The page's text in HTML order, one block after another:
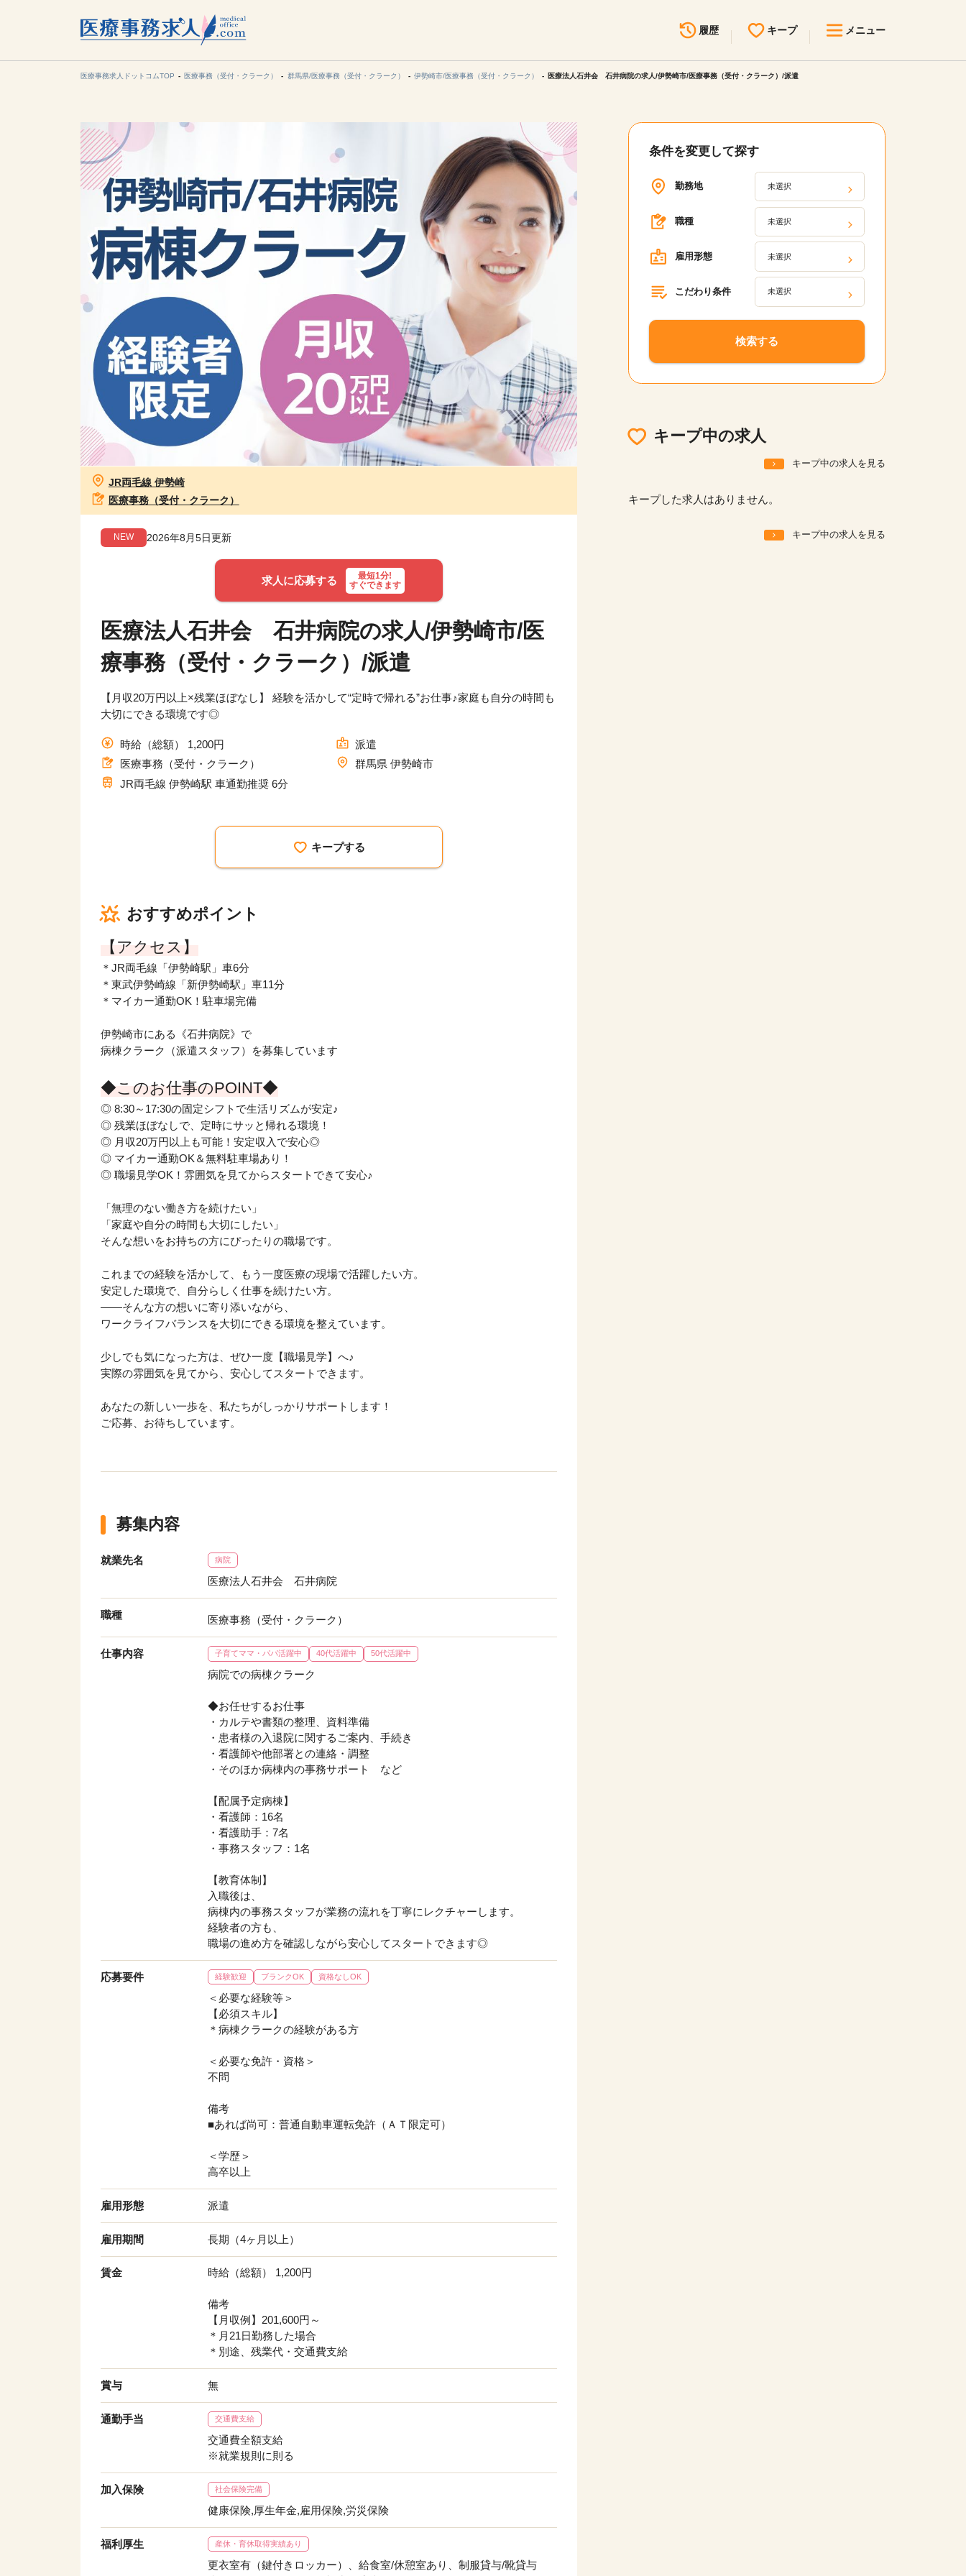
履歴 キープ メニュー
無料転職サポート
見学会・イベント情報
医療事務まるわかりコラム
医療事務求人ドットコムとは
人材をお探しの医療機関・企業様
医療事務求人ドットコムTOP 医療事務（受付・クラーク） 群馬県/医療事務（受付・クラーク） 伊勢崎市/医療事務（受付・クラーク） 医療法人石井会 石井病院の求人/伊勢崎市/医療事務（受付・クラーク）/派遣
JR両毛線 伊勢崎
医療事務（受付・クラーク）
NEW 2026年8月5日更新
求人に応募する
最短1分!
すぐできます
医療法人石井会 石井病院の求人/伊勢崎市/医
療事務（受付・クラーク）/派遣
【月収20万円以上×残業ほぼなし】 経験を活かして“定時で帰れる”お仕事♪家庭も自分の時間も
大切にできる環境です◎
時給（総額） 1,200円
派遣
医療事務（受付・クラーク）
群馬県 伊勢崎市
JR両毛線 伊勢崎駅 車通勤推奨 6分
キープする
おすすめポイント
【アクセス】
＊JR両毛線「伊勢崎駅」車6分
＊東武伊勢崎線「新伊勢崎駅」車11分
＊マイカー通勤OK！駐車場完備
伊勢崎市にある《石井病院》で
病棟クラーク（派遣スタッフ）を募集しています
◆このお仕事のPOINT◆
◎ 8:30～17:30の固定シフトで生活リズムが安定♪
◎ 残業ほぼなしで、定時にサッと帰れる環境！
◎ 月収20万円以上も可能！安定収入で安心◎
◎ マイカー通勤OK＆無料駐車場あり！
◎ 職場見学OK！雰囲気を見てからスタートできて安心♪
「無理のない働き方を続けたい」
「家庭や自分の時間も大切にしたい」
そんな想いをお持ちの方にぴったりの職場です。
これまでの経験を活かして、もう一度医療の現場で活躍したい方。
安定した環境で、自分らしく仕事を続けたい方。
――そんな方の想いに寄り添いながら、
ワークライフバランスを大切にできる環境を整えています。
少しでも気になった方は、ぜひ一度【職場見学】へ♪
実際の雰囲気を見てから、安心してスタートできます。
あなたの新しい一歩を、私たちがしっかりサポートします！
ご応募、お待ちしています。
募集内容
就業先名 病院
医療法人石井会 石井病院
職種 医療事務（受付・クラーク）
仕事内容 子育てママ・パパ活躍中 40代活躍中 50代活躍中
病院での病棟クラーク
◆お任せするお仕事
・カルテや書類の整理、資料準備
・患者様の入退院に関するご案内、手続き
・看護師や他部署との連絡・調整
・そのほか病棟内の事務サポート など
【配属予定病棟】
・看護師：16名
・看護助手：7名
・事務スタッフ：1名
【教育体制】
入職後は、
病棟内の事務スタッフが業務の流れを丁寧にレクチャーします。
経験者の方も、
職場の進め方を確認しながら安心してスタートできます◎
応募要件 経験歓迎 ブランクOK 資格なしOK
＜必要な経験等＞
【必須スキル】
＊病棟クラークの経験がある方
＜必要な免許・資格＞
不問
備考
■あれば尚可：普通自動車運転免許（ＡＴ限定可）
＜学歴＞
高卒以上
雇用形態 派遣
雇用期間 長期（4ヶ月以上）
賃金 時給（総額） 1,200円
備考
【月収例】201,600円～
＊月21日勤務した場合
＊別途、残業代・交通費支給
賞与 無
通勤手当 交通費支給
交通費全額支給
※就業規則に則る
加入保険 社会保険完備
健康保険,厚生年金,雇用保険,労災保険
福利厚生 産休・育休取得実績あり
更衣室有（鍵付きロッカー）、給食室/休憩室あり、制服貸与/靴貸与
条件を変更して探す
勤務地 未選択
職種 未選択
雇用形態 未選択
こだわり条件 未選択
検索する
キープ中の求人
キープ中の求人を見る
キープした求人はありません。
キープ中の求人を見る
該当件数
9,744
北海道・東北
甲信越・北陸 中国・四国
九州・沖縄